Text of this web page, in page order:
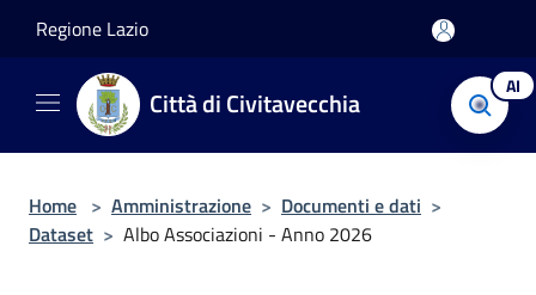
Regione Lazio
Città di Civitavecchia AI
Home > Amministrazione > Documenti e dati >
Dataset > Albo Associazioni - Anno 2026